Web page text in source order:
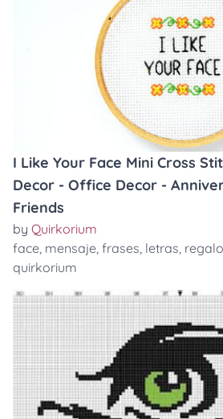
I Like Your Face Mini Cross
Decor - Office Decor -
Friends
by Quirkorium
face, mensaje, frases, letras, regalo
quirkorium